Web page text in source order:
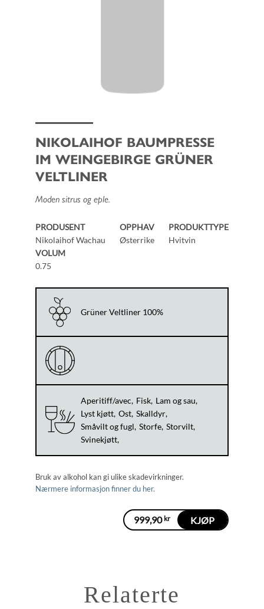
NIKOLAIHOF BAUMPRESSE
IM WEINGEBIRGE GRÜNER
VELTLINER
Moden sitrus og eple.
PRODUSENT
Nikolaihof Wachau
OPPHAV
Østerrike
PRODUKTTYPE
Hvitvin
VOLUM
0.75
Grüner Veltliner 100%
Aperitiff/avec Fisk Lam og sau
Lyst kjøtt Ost Skalldyr
Småvilt og fugl Storfe Storvilt
Svinekjøtt
Bruk av alkohol kan gi ulike skadevirkninger.
Nærmere informasjon finner du her.
999,90 kr KJØP
Relaterte